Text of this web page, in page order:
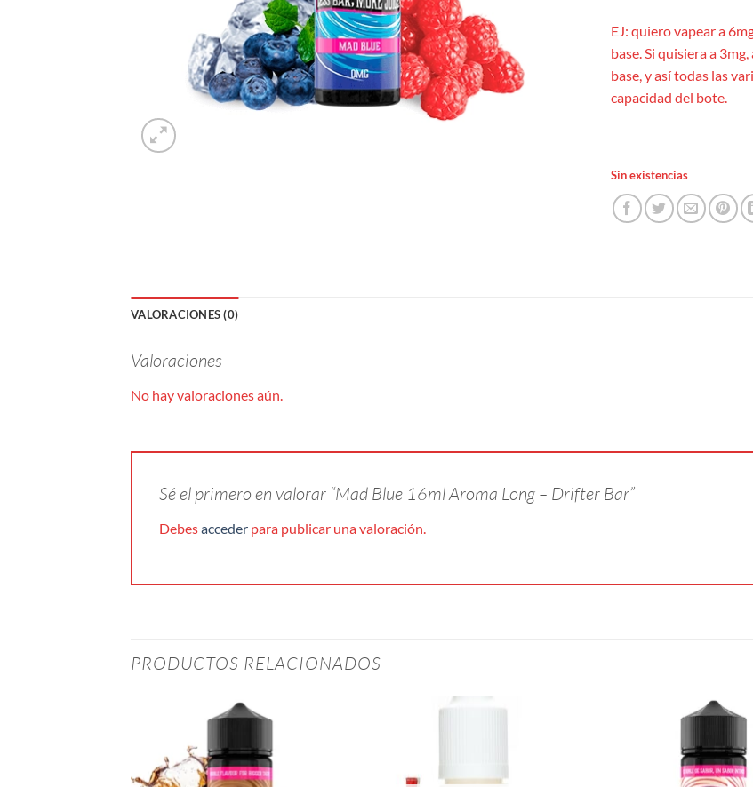
EJ: quiero vapear a
base. Si quisiera a
base, y así todas las
capacidad del bote.
Sin existencias
VALORACIONES (0)
Valoraciones
No hay valoraciones aún.
Sé el primero en valorar “Mad Blue 16ml Aroma Long – Drifter Bar”
Debesacceder para publicar una valoración.
PRODUCTOS RELACIONADOS